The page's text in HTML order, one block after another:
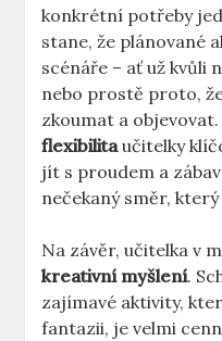
konkrétní‍ potřeby
stane,⁤ že plánované
scénáře – ať ‍už kvůli
⁣nebo prostě proto,
zkoumat a
flexibilitaučitelky
jít s proudem a
nečekaný směr,
Na závěr, učitelka v
kreativní myšlení.
‍zajímavé‌ aktivity,
fantazii, je velmi